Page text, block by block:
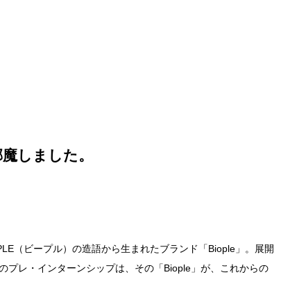
しました。
（ビープル）の造語から生まれたブランド「Biople」。展開
レ・インターンシップは、その「Biople」が、これからの